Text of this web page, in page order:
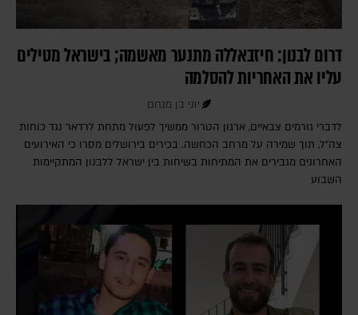
דרום לבנון: חיזבאללה מתנער מאשמה; בישראל מטילים
עליו את האחריות להסלמה
יוני בן מנחם
לדברי גורמים צבאיים, ארגון הטרור ממשיך לפעול מתחת לרדאר נגד כוחות
צה"ל, תוך שמירה על מרחב הכחשה. בכירים בירושלים מסרו כי האירועים
האחרונים מגבירים את המתיחות בשיחות בין ישראל ללבנון המתקיימות
השבוע